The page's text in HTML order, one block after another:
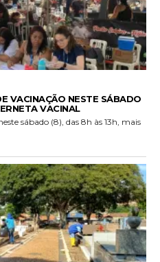
VACINAÇÃO NESTE SÁBADO
VACINAL
sábado (8), das 8h às 13h, mais